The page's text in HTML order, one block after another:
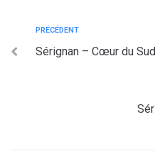
PRÉCÉDENT
Sérignan – Cœur du